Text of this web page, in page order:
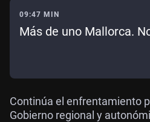
09:47 MIN
Más de uno Mallorca.
Continúa el enfrentamiento
Gobierno regional y